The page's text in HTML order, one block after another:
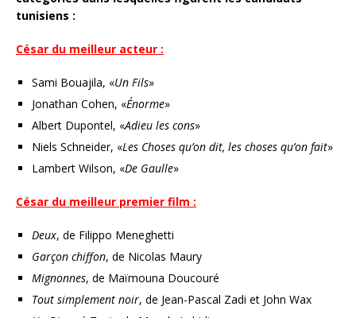
tunisiens :
César du meilleur acteur :
Sami Bouajila, «Un Fils»
Jonathan Cohen, «Énorme»
Albert Dupontel, «Adieu les cons»
Niels Schneider, «Les Choses qu’on dit, les choses qu’on fait»
Lambert Wilson, «De Gaulle»
César du meilleur premier film :
Deux, de Filippo Meneghetti
Garçon chiffon, de Nicolas Maury
Mignonnes, de Maïmouna Doucouré
Tout simplement noir, de Jean-Pascal Zadi et John Wax